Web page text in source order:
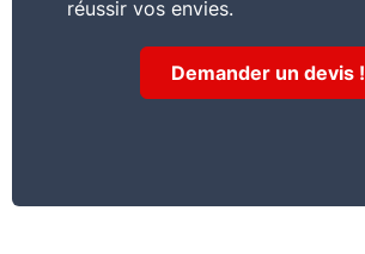
réussir vos envies.
Demander un devis !